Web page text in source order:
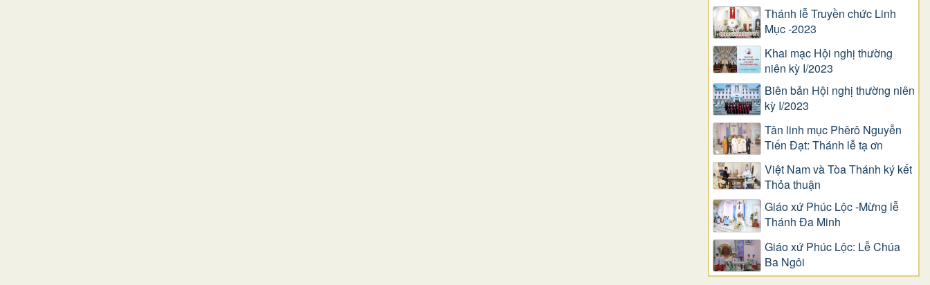
Thánh lễ Truyền chức Linh
Mục -2023
Khai mạc Hội nghị thường
niên kỳ I/2023
Biên bản Hội nghị thường niên
kỳ I/2023
Tân linh mục Phêrô Nguyễn
Tiến Đạt: Thánh lễ tạ ơn
Việt Nam và Tòa Thánh ký kết
Thỏa thuận
Giáo xứ Phúc Lộc -Mừng lễ
Thánh Đa Minh
Giáo xứ Phúc Lộc: Lễ Chúa
Ba Ngôi